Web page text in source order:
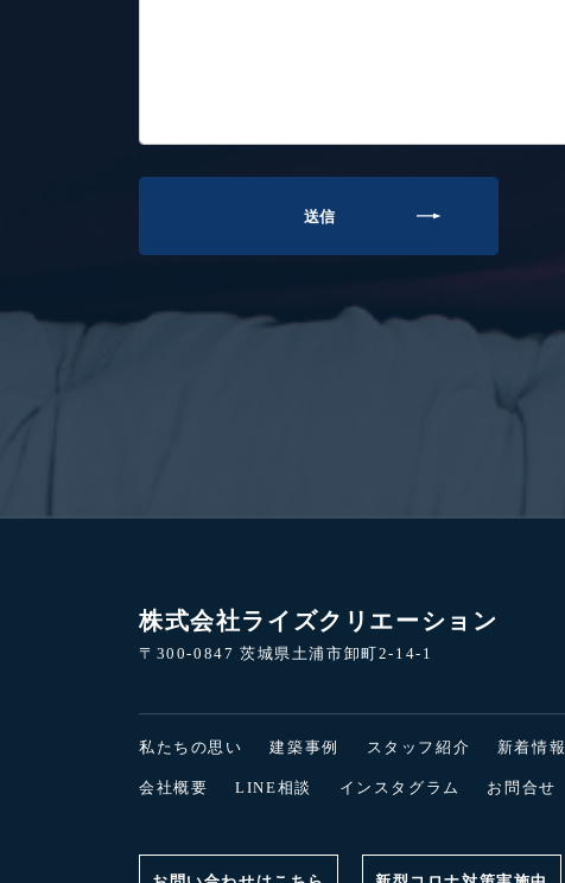
株式会社ライズクリエーション
〒300-0847 茨城県土浦市卸町2-14-1
私たちの思い 建築事例 スタッフ紹介 新着情報
会社概要 LINE相談 インスタグラム お問合せ